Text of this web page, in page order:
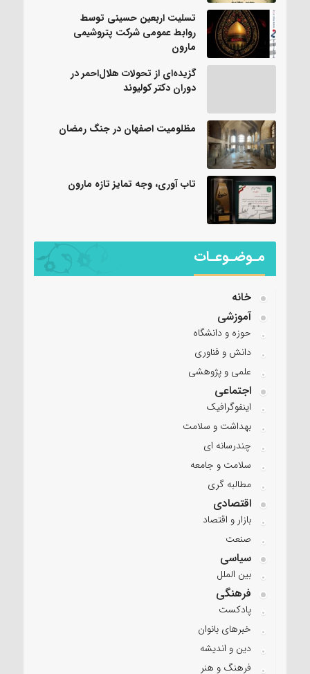
تسلیت اربعین حسینی توسط
روابط عمومی شرکت پتروشیمی
مارون
گزیده‌ای از تحولات هلال‌احمر در
دوران دکتر کولیوند
مظلومیت اصفهان در جنگ رمضان
تاب آوری، وجه تمایز تازه مارون
مـوضـوعـات
خانه
آموزشی
حوزه و دانشگاه
دانش و فناوری
علمی و پژوهشی
اجتماعی
اینفوگرافیک
بهداشت و سلامت
چندرسانه ای
سلامت و جامعه
مطالبه گری
اقتصادی
بازار و اقتصاد
صنعت
سیاسی
بین الملل
فرهنگی
پادکست
خبرهای بانوان
دین و اندیشه
فرهنگ و هنر